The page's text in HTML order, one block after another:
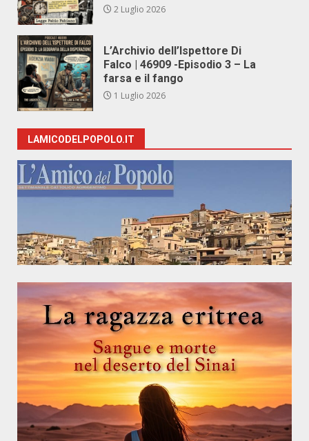
2 Luglio 2026
L’Archivio dell’Ispettore Di
Falco | 46909 -Episodio 3 – La
farsa e il fango
1 Luglio 2026
LAMICODELPOPOLO.IT